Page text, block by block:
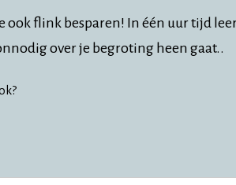
ook flink besparen! In één uur tijd
over je begroting heen gaat..